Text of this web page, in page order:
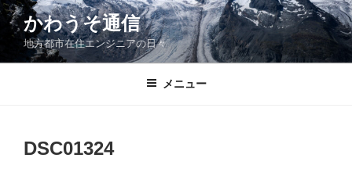
コ
ン
ン
かわうそ通信
地方都市在住エンジニアの日々
メニュー
DSC01324